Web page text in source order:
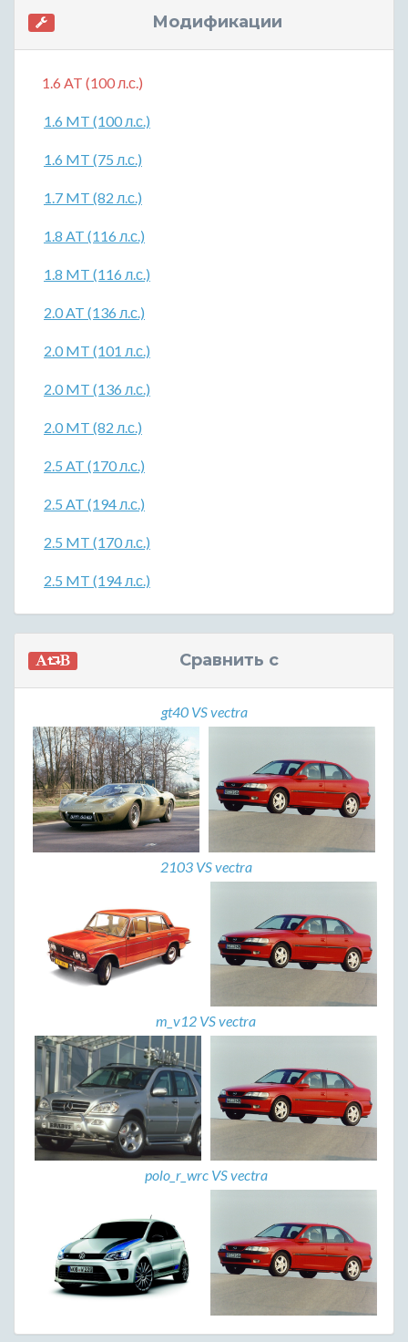
Модификации
1.6 AT (100 л.с.)
1.6 MT (100 л.с.)
1.6 MT (75 л.с.)
1.7 MT (82 л.с.)
1.8 AT (116 л.с.)
1.8 MT (116 л.с.)
2.0 AT (136 л.с.)
2.0 MT (101 л.с.)
2.0 MT (136 л.с.)
2.0 MT (82 л.с.)
2.5 AT (170 л.с.)
2.5 AT (194 л.с.)
2.5 MT (170 л.с.)
2.5 MT (194 л.с.)
Сравнить с
gt40 VS vectra
2103 VS vectra
m_v12 VS vectra
polo_r_wrc VS vectra